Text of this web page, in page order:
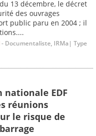
13 décembre, le décret
des ouvrages
public paru en 2004 ; il
- Documentaliste, IRMa| Type
nationale EDF
réunions
le risque de